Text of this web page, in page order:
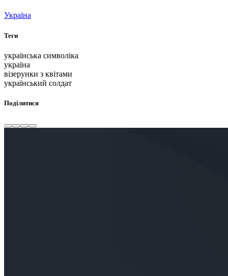
Україна
Теги
українська символіка
україна
візерунки з квітами
український солдат
Поділитися